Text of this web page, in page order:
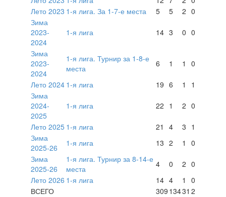
Лето 2023 1-я лига. За 1-7-е места 5 5 2 0
Зима
2023-
2024
1-я лига 14 3 0 0
Зима
2023-
2024
1-я лига. Турнир за 1-8-е
места
6 1 1 0
Лето 2024 1-я лига 19 6 1
1
Зима
2024-
2025
1-я лига 22 1 2 0
Лето 2025 1-я лига 21 4 3 1
Зима
2025-26
1-я лига 13 2 1
0
Зима
2025-26
1-я лига. Турнир за 8-14-е
места
4 0 2 0
Лето 2026 1-я лига 14 4 1
0
ВСЕГО
309 13431 2